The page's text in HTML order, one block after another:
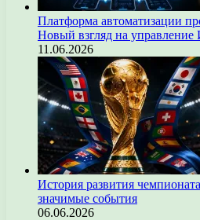
Платформа автоматизации
Новый взгляд на
11.06.2026
История развития
значимые события
06.06.2026